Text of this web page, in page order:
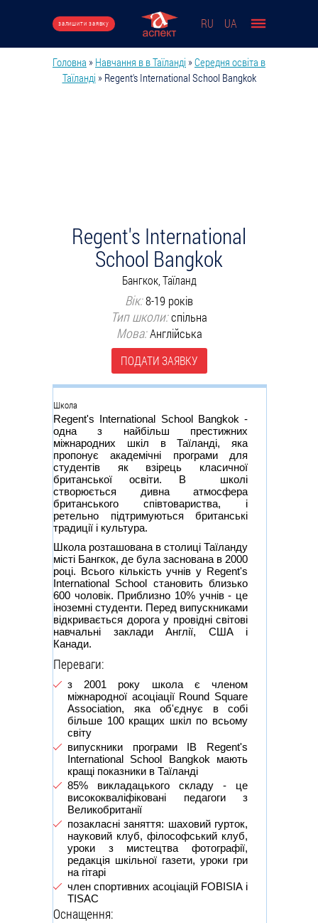
залишити заявку RU UA
Ви є тут
Головна » Навчання в в Таїланді »Середня освіта в
Таїланді » Regent's International School Bangkok
Regent's International
School Bangkok
Бангкок, Таїланд
Вік:8-19 років
Тип школи:спільна
Мова:Англійська
ПОДАТИ ЗАЯВКУ
Группа
Школа
Regent's International School Bangkok -
одна з найбільш престижних
міжнародних шкіл в Таїланді, яка
пропонує академічні програми для
студентів як взірець класичної
британської освіти. В школі
створюється дивна атмосфера
британського співтовариства, і
ретельно підтримуються британські
традиції і культура.
Школа розташована в столиці Таїланду
місті Бангкок, де була заснована в 2000
році. Всього кількість учнів у Regent's
International School становить близько
600 чоловік. Приблизно 10% учнів - це
іноземні студенти. Перед випускниками
відкривається дорога у провідні світові
навчальні заклади Англії, США і
Канади.
Переваги:
з 2001 року школа є членом
міжнародної асоціації Round Square
Association, яка об'єднує в собі
більше 100 кращих шкіл по всьому
світу
випускники програми IB Regent's
International School Bangkok мають
кращі показники в Таїланді
85% викладацького складу - це
висококваліфіковані педагоги з
Великобританії
позакласні заняття: шаховий гурток,
науковий клуб, філософський клуб,
уроки з мистецтва фотографії,
редакція шкільної газети, уроки гри
на гітарі
член спортивних асоціацій FOBISIA і
TISAC
Оснащення: